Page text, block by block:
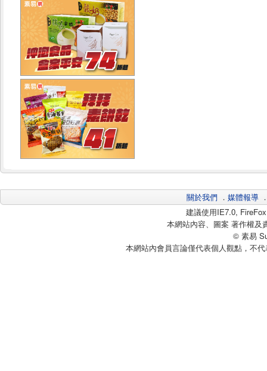
關於我們 ． 媒體報導
建議使用IE7.0,
本網站內容、圖案 著作權及
© 素易
本網站內會員言論僅代表個人觀點，不